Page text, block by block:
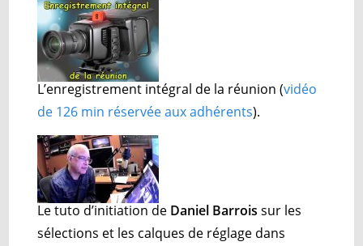
L’enregistrement intégral de la réunion(vidéo
de 126 min réservée aux adhérents).
Le tuto d’initiation de Daniel Barrois sur les
sélections et les calques de réglage dans